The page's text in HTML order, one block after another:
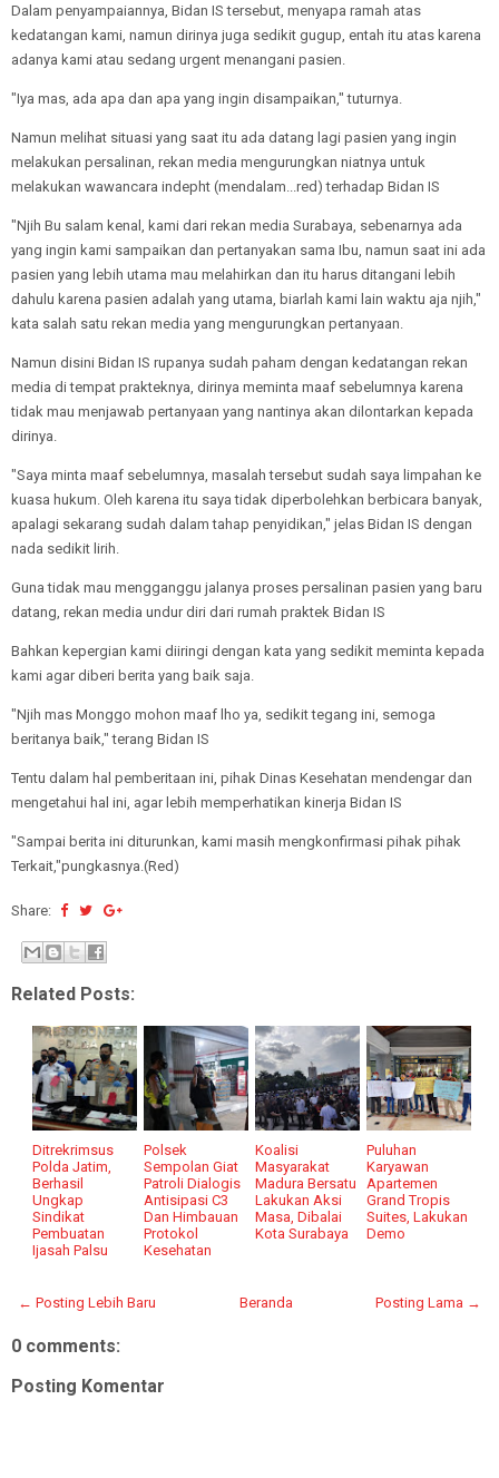
Dalam penyampaiannya, Bidan IS tersebut, menyapa ramah atas
kedatangan kami, namun dirinya juga sedikit gugup, entah itu atas karena
adanya kami atau sedang urgent menangani pasien.
"Iya mas, ada apa dan apa yang ingin disampaikan," tuturnya.
Namun melihat situasi yang saat itu ada datang lagi pasien yang ingin
melakukan persalinan, rekan media mengurungkan niatnya untuk
melakukan wawancara indepht (mendalam...red) terhadap Bidan IS
"Njih Bu salam kenal, kami dari rekan media Surabaya, sebenarnya ada
yang ingin kami sampaikan dan pertanyakan sama Ibu, namun saat ini ada
pasien yang lebih utama mau melahirkan dan itu harus ditangani lebih
dahulu karena pasien adalah yang utama, biarlah kami lain waktu aja njih,"
kata salah satu rekan media yang mengurungkan pertanyaan.
Namun disini Bidan IS rupanya sudah paham dengan kedatangan rekan
media di tempat prakteknya, dirinya meminta maaf sebelumnya karena
tidak mau menjawab pertanyaan yang nantinya akan dilontarkan kepada
dirinya.
"Saya minta maaf sebelumnya, masalah tersebut sudah saya limpahan ke
kuasa hukum. Oleh karena itu saya tidak diperbolehkan berbicara banyak,
apalagi sekarang sudah dalam tahap penyidikan," jelas Bidan IS dengan
nada sedikit lirih.
Guna tidak mau mengganggu jalanya proses persalinan pasien yang baru
datang, rekan media undur diri dari rumah praktek Bidan IS
Bahkan kepergian kami diiringi dengan kata yang sedikit meminta kepada
kami agar diberi berita yang baik saja.
"Njih mas Monggo mohon maaf lho ya, sedikit tegang ini, semoga
beritanya baik," terang Bidan IS
Tentu dalam hal pemberitaan ini, pihak Dinas Kesehatan mendengar dan
mengetahui hal ini, agar lebih memperhatikan kinerja Bidan IS
"Sampai berita ini diturunkan, kami masih mengkonfirmasi pihak pihak
Terkait,"pungkasnya.(Red)
Share:
Related Posts:
Ditrekrimsus
Polda Jatim,
Berhasil
Ungkap
Sindikat
Pembuatan
Ijasah Palsu
Polsek
Sempolan Giat
Patroli Dialogis
Antisipasi C3
Dan Himbauan
Protokol
Kesehatan
Koalisi
Masyarakat
Madura Bersatu
Lakukan Aksi
Masa, Dibalai
Kota Surabaya
Puluhan
Karyawan
Apartemen
Grand Tropis
Suites, Lakukan
Demo
← Posting Lebih Baru Posting Lama →
Beranda
0 comments:
Posting Komentar